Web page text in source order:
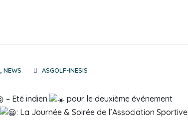
,NEWS ASGOLF-INESIS
– Eté indien
pour le deuxième événement
: La Journée & Soirée de l’Association Sportive